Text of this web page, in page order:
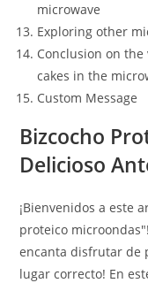
microwave
Exploring other
Conclusion on
cakes in the
Custom Message
Bizcocho
Delicioso
¡Bienvenidos a este
proteico
encanta disfrutar de
lugar correcto! En